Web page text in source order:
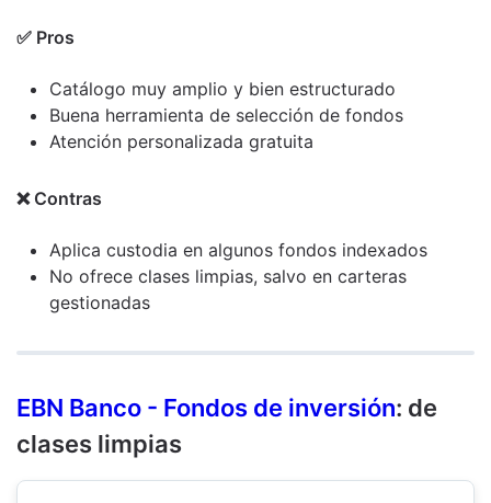
✅ Pros
Catálogo muy amplio y bien estructurado
Buena herramienta de selección de fondos
Atención personalizada gratuita
❌ Contras
Aplica custodia en algunos fondos indexados
No ofrece clases limpias, salvo en carteras
gestionadas
EBN Banco - Fondos de inversión: de
clases limpias